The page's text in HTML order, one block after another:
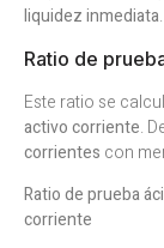
liquidez inmediata.
Ratio de
Este ratio se
activo corriente.
corrientes con
Ratio de prueba
corriente